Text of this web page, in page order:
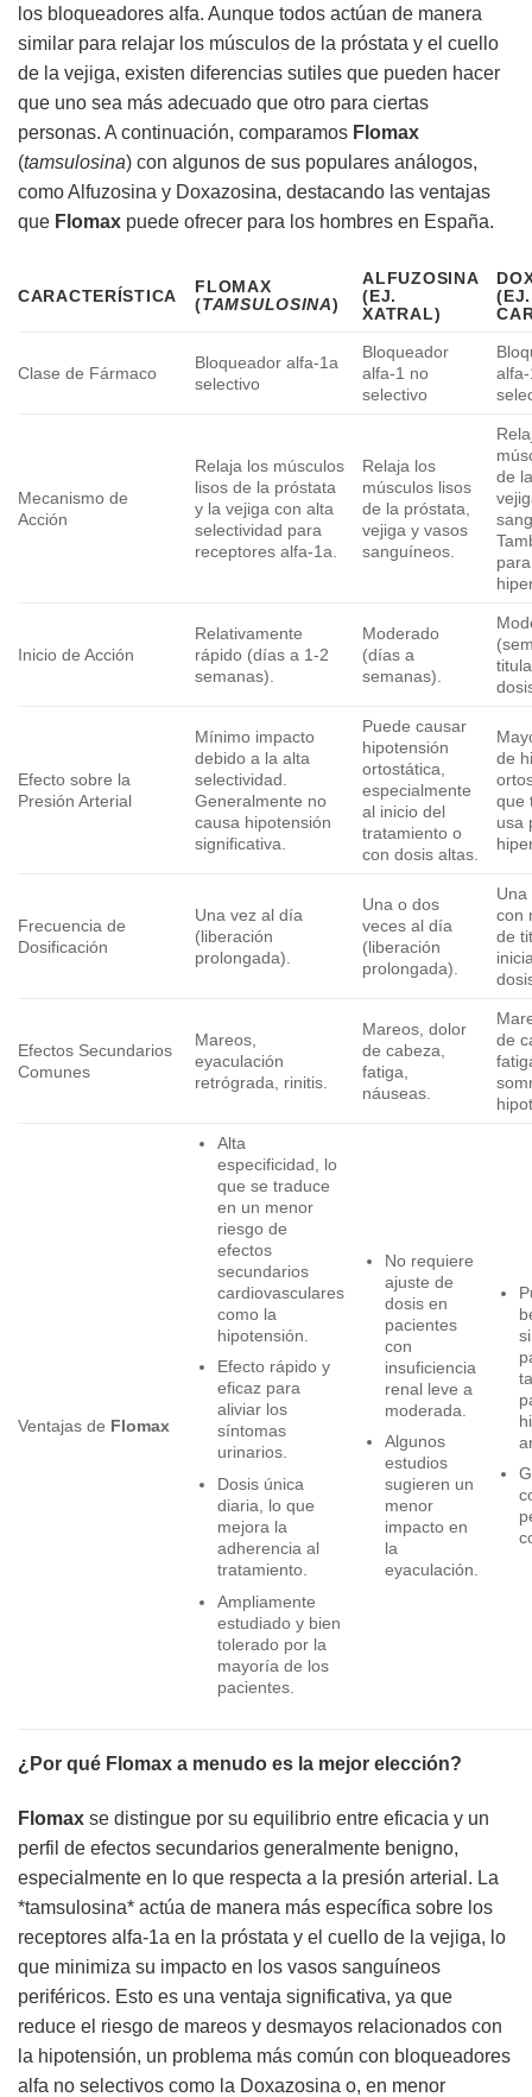
los bloqueadores alfa. Aunque todos actúan de manera
similar para relajar los músculos de la próstata y el cuello
de la vejiga, existen diferencias sutiles que pueden hacer
que uno sea más adecuado que otro para ciertas
personas. A continuación, comparamos Flomax
(tamsulosina) con algunos de sus populares análogos,
como Alfuzosina y Doxazosina, destacando las ventajas
que Flomax puede ofrecer para los hombres en España.
CARACTERÍSTICA
FLOMAX
(TAMSULOSINA)
ALFUZOSINA
(EJ.
XATRAL)
(EJ.
Clase de Fármaco
Bloqueador alfa-1a
selectivo
Bloqueador
alfa-1 no
selectivo
Mecanismo de
Acción
Relaja los músculos
lisos de la próstata
y la vejiga con alta
selectividad para
receptores alfa-1a.
Relaja los
músculos lisos
de la próstata,
vejiga y vasos
sanguíneos.
de
Inicio de Acción
Relativamente
rápido (días a 1-2
semanas).
Moderado
(días a
semanas).
Efecto sobre la
Presión Arterial
Mínimo impacto
debido a la alta
selectividad.
Generalmente no
causa hipotensión
significativa.
Puede causar
hipotensión
ortostática,
especialmente
al inicio del
tratamiento o
con dosis altas.
de
que
usa
Frecuencia de
Dosificación
Una vez al día
(liberación
prolongada).
Una o dos
veces al día
(liberación
prolongada).
Una
con
de
Efectos Secundarios
Comunes
Mareos,
eyaculación
retrógrada, rinitis.
Mareos, dolor
de cabeza,
fatiga,
náuseas.
de
Ventajas de Flomax
Alta
especificidad, lo
que se traduce
en un menor
riesgo de
efectos
secundarios
cardiovasculares
como la
hipotensión.
Efecto rápido y
eficaz para
aliviar los
síntomas
urinarios.
Dosis única
diaria, lo que
mejora la
adherencia al
tratamiento.
Ampliamente
estudiado y bien
tolerado por la
mayoría de los
pacientes.
No requiere
ajuste de
dosis en
pacientes
con
insuficiencia
renal leve a
moderada.
Algunos
estudios
sugieren un
menor
impacto en
la
eyaculación.
¿Por qué Flomax a menudo es la mejor elección?
Flomax se distingue por su equilibrio entre eficacia y un
perfil de efectos secundarios generalmente benigno,
especialmente en lo que respecta a la presión arterial. La
*tamsulosina* actúa de manera más específica sobre los
receptores alfa-1a en la próstata y el cuello de la vejiga, lo
que minimiza su impacto en los vasos sanguíneos
periféricos. Esto es una ventaja significativa, ya que
reduce el riesgo de mareos y desmayos relacionados con
la hipotensión, un problema más común con bloqueadores
alfa no selectivos como la Doxazosina o, en menor